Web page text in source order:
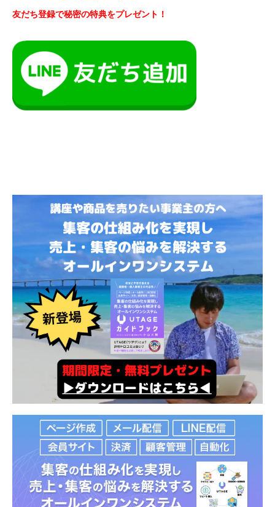
友だち登録で秘密の特典をプレゼント！